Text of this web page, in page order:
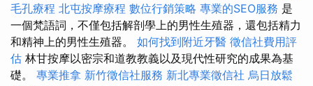
毛孔療程 北屯按摩療程 數位行銷策略 專業的SEO服務 是
一個梵語詞，不僅包括解剖學上的男性生殖器，還包括精力
和精神上的男性生殖器。 如何找到附近牙醫 徵信社費用評
估 林甘按摩以密宗和道教教義以及現代性研究的成果為基
礎。 專業推拿 新竹徵信社服務 新北專業徵信社 烏日放鬆